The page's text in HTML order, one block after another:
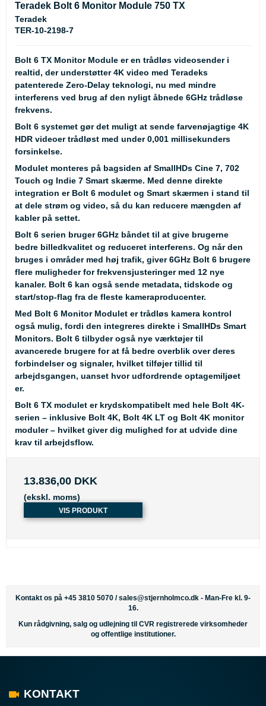
Teradek Bolt 6 Monitor Module 750 TX
Teradek
TER-10-2198-7
Bolt 6 TX Monitor Module er en trådløs videosender i
realtid, der understøtter 4K video med Teradeks
patenterede Zero-Delay teknologi, nu med mindre
interferens ved brug af den nyligt åbnede 6GHz trådløse
frekvens.
Bolt 6 systemet gør det muligt at sende farvenøjagtige 4K
HDR videoer trådløst med under 0,001 millisekunders
forsinkelse.
Modulet monteres på bagsiden af SmallHDs Cine 7, 702
Touch og Indie 7 Smart skærme. Med denne direkte
integration er Bolt 6 modulet og Smart skærmen i stand til
at dele strøm og video, så du kan reducere mængden af
kabler på settet.
Bolt 6 serien bruger 6GHz båndet til at give brugerne
bedre billedkvalitet og reduceret interferens. Og når den
bruges i områder med høj trafik, giver 6GHz Bolt 6 brugere
flere muligheder for frekvensjusteringer med 12 nye
kanaler. Bolt 6 kan også sende metadata, tidskode og
start/stop-flag fra de fleste kameraproducenter.
Med Bolt 6 Monitor Modulet er trådløs kamera kontrol
også mulig, fordi den integreres direkte i SmallHDs Smart
Monitors. Bolt 6 tilbyder også nye værktøjer til
avancerede brugere for at få bedre overblik over deres
forbindelser og signaler, hvilket tilføjer tillid til
arbejdsgangen, uanset hvor udfordrende optagemiljøet
er.
Bolt 6 TX modulet er krydskompatibelt med hele Bolt 4K-
serien – inklusive Bolt 4K, Bolt 4K LT og Bolt 4K monitor
moduler – hvilket giver dig mulighed for at udvide dine
krav til arbejdsflow.
13.836,00 DKK
(ekskl. moms)
VIS PRODUKT
Kontakt os på +45 3810 5070 /sales@stjernholmco.dk - Man-Fre kl. 9-
16.
Kun rådgivning, salg og udlejning til CVR registrerede virksomheder
og offentlige institutioner.
KONTAKT